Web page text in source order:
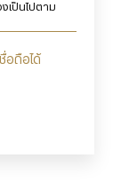
เป็นไปตาม
อถือได้